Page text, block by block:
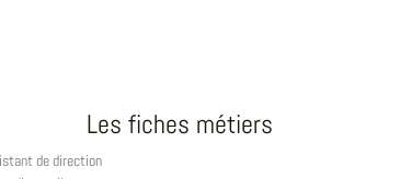
Les fiches métiers
de direction